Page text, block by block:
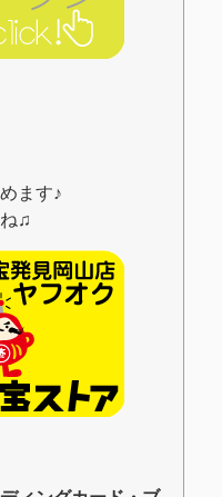
ます♪
♫